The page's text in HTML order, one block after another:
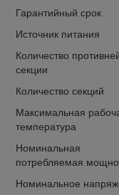
Гарантийный срок
Источник питания
Количество
секции
Количество секций
Максимальная
температура
Номинальная
потребляемая
Номинальное